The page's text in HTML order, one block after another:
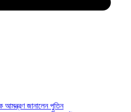
আমন্ত্রণ জানালেন পুতিন